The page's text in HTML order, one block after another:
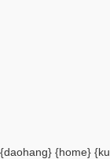
{daohang} {home}